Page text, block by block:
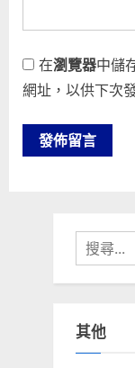
在瀏覽器中儲
網址，以供下次
搜
尋
關
字:
其他